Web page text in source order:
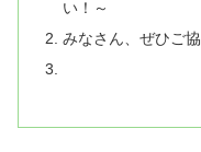
い！～
みなさん、ぜひご